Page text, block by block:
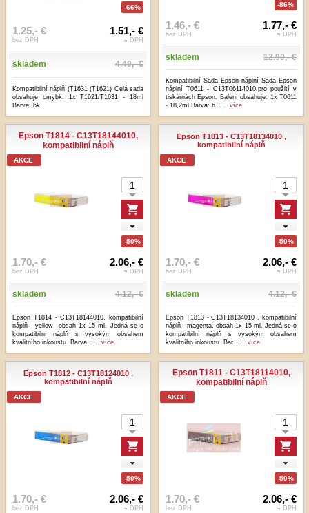
-66%
1.25,- €
bez DPH
1.51,- €
s DPH
skladem 4.49,- €
Kompatibilní náplň (T1631 (T1621) Celá sada
obsahuje cmybk: 1x T1621/T1631 - 18ml
Barva: bk
-86%
1.46,- €
bez DPH
1.77,- €
s DPH
skladem 12.90,- €
Kompatibilní Sada Epson náplní Sada Epson
náplní T0611 - C13T06114010.pro použití v
tiskárnách Epson. Balení obsahuje: 1x T0611
- 18,2ml Barva: b... ...více
Epson T1814 - C13T18144010,
kompatibilní náplň
AKCE
-50%
1.70,- €
bez DPH
2.06,- €
s DPH
skladem 4.12,- €
Epson T1814 - C13T18144010, kompatibilní
náplň - yellow, obsah 1x 15 ml. Jedná se o
kompatibilní náplň s vysokým obsahem
kvalitního inkoustu. Barva... ...více
Epson T1813 - C13T18134010 ,
kompatibilní náplň
AKCE
-50%
1.70,- €
bez DPH
2.06,- €
s DPH
skladem 4.12,- €
Epson T1813 - C13T18134010 , kompatibilní
náplň - magenta, obsah 1x 15 ml. Jedná se o
kompatibilní náplň s vysokým obsahem
kvalitního inkoustu. Bar... ...více
Epson T1812 - C13T18124010 ,
kompatibilní náplň
AKCE
-50%
1.70,- €
bez DPH
2.06,- €
s DPH
Epson T1811 - C13T18114010,
kompatibilní náplň
AKCE
-50%
1.70,- €
bez DPH
2.06,- €
s DPH